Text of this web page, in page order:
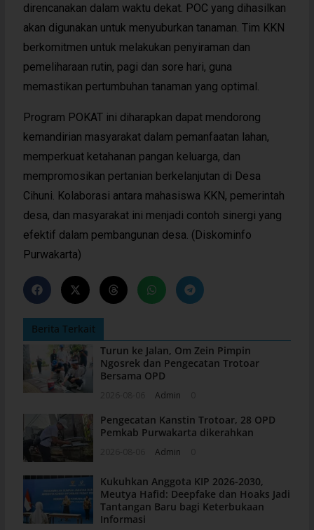
direncanakan dalam waktu dekat. POC yang dihasilkan
akan digunakan untuk menyuburkan tanaman. Tim KKN
berkomitmen untuk melakukan penyiraman dan
pemeliharaan rutin, pagi dan sore hari, guna
memastikan pertumbuhan tanaman yang optimal.
Program POKAT ini diharapkan dapat mendorong
kemandirian masyarakat dalam pemanfaatan lahan,
memperkuat ketahanan pangan keluarga, dan
mempromosikan pertanian berkelanjutan di Desa
Cihuni. Kolaborasi antara mahasiswa KKN, pemerintah
desa, dan masyarakat ini menjadi contoh sinergi yang
efektif dalam pembangunan desa. (Diskominfo
Purwakarta)
Berita Terkait
Turun ke Jalan, Om Zein Pimpin
Ngosrek dan Pengecatan Trotoar
Bersama OPD
Admin
Pengecatan Kanstin Trotoar, 28 OPD
Pemkab Purwakarta dikerahkan
Admin
Kukuhkan Anggota KIP 2026-2030,
Meutya Hafid: Deepfake dan Hoaks Jadi
Tantangan Baru bagi Keterbukaan
Informasi